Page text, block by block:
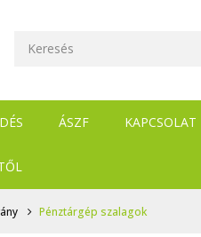
ÁSZF KAPCSOLAT
Pénztárgép szalagok